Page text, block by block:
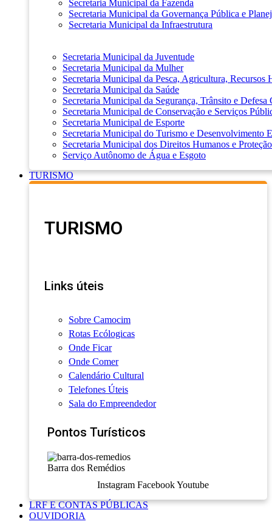
Secretaria Municipal da Fazenda
Secretaria Municipal da Governança Pública e
Secretaria Municipal da Infraestrutura
Secretaria Municipal da Juventude
Secretaria Municipal da Mulher
Secretaria Municipal da Pesca, Agricultura, Recursos
Secretaria Municipal da Saúde
Secretaria Municipal da Segurança, Trânsito e Defesa
Secretaria Municipal de Conservação e Serviços
Secretaria Municipal de Esporte
Secretaria Municipal do Turismo e Desenvolvimento
Secretaria Municipal dos Direitos Humanos e
Serviço Autônomo de Água e Esgoto
TURISMO
TURISMO
Links úteis
Sobre Camocim
Rotas Ecólogicas
Onde Ficar
Onde Comer
Calendário Cultural
Telefones Úteis
Sala do Empreendedor
Pontos Turísticos
Barra dos Remédios
Instagram Facebook Youtube
LRF E CONTAS PÚBLICAS
OUVIDORIA